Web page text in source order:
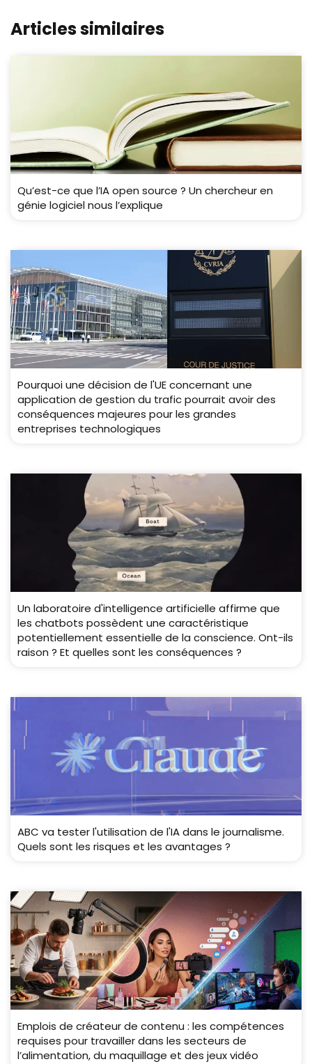
Articles similaires
Qu’est-ce que l’IA open source ? Un chercheur en
génie logiciel nous l’explique
Pourquoi une décision de l'UE concernant une
application de gestion du trafic pourrait avoir des
conséquences majeures pour les grandes
entreprises technologiques
Un laboratoire d'intelligence artificielle affirme que
les chatbots possèdent une caractéristique
potentiellement essentielle de la conscience. Ont-ils
raison ? Et quelles sont les conséquences ?
ABC va tester l'utilisation de l'IA dans le journalisme.
Quels sont les risques et les avantages ?
Emplois de créateur de contenu : les compétences
requises pour travailler dans les secteurs de
l’alimentation, du maquillage et des jeux vidéo